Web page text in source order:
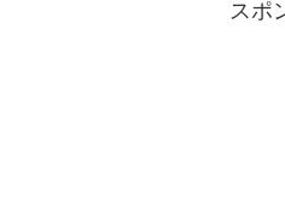
スポ